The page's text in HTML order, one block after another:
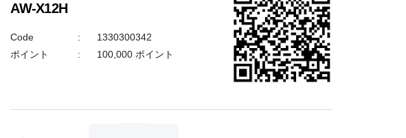
AW-X12H
Code :
1330300342
ポイント
: 100,000 ポイント